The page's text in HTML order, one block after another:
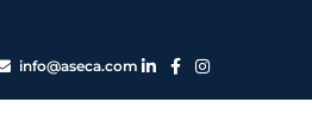
info@aseca.com